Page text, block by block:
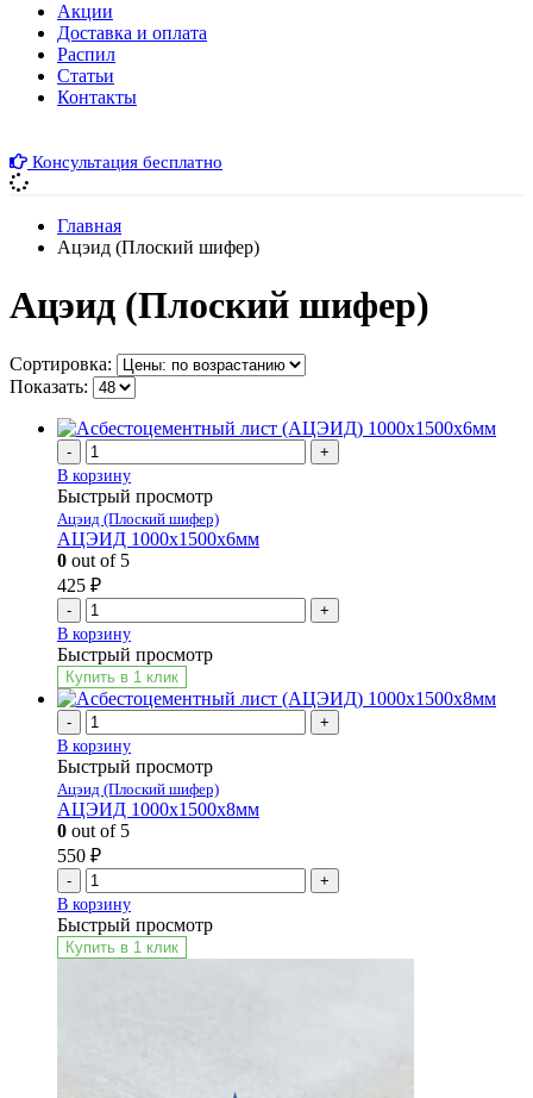
Акции
Доставка и оплата
Распил
Cтатьи
Контакты
Консультация бесплатно
Главная
Ацэид (Плоский шифер)
Ацэид (Плоский шифер)
Сортировка:
Показать:
-
+
В корзину
Быстрый просмотр
Ацэид (Плоский шифер)
АЦЭИД 1000х1500х6мм
0 out of 5
425 ₽
-
+
В корзину
Быстрый просмотр
Купить в 1 клик
-
+
В корзину
Быстрый просмотр
Ацэид (Плоский шифер)
АЦЭИД 1000х1500х8мм
0 out of 5
550 ₽
-
+
В корзину
Быстрый просмотр
Купить в 1 клик